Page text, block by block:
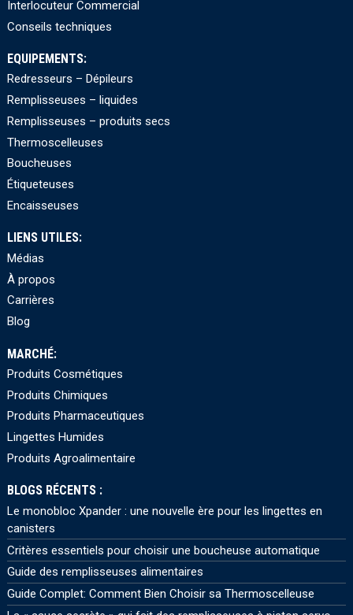
Interlocuteur Commercial
Conseils techniques
EQUIPEMENTS:
Redresseurs – Dépileurs
Remplisseuses – liquides
Remplisseuses – produits secs
Thermoscelleuses
Boucheuses
Étiqueteuses
Encaisseuses
LIENS UTILES:
Médias
À propos
Carrières
Blog
MARCHÉ:
Produits Cosmétiques
Produits Chimiques
Produits Pharmaceutiques
Lingettes Humides
Produits Agroalimentaire
BLOGS RÉCENTS :
Le monobloc Xpander : une nouvelle ère pour les lingettes en
canisters
Critères essentiels pour choisir une boucheuse automatique
Guide des remplisseuses alimentaires
Guide Complet: Comment Bien Choisir sa Thermoscelleuse